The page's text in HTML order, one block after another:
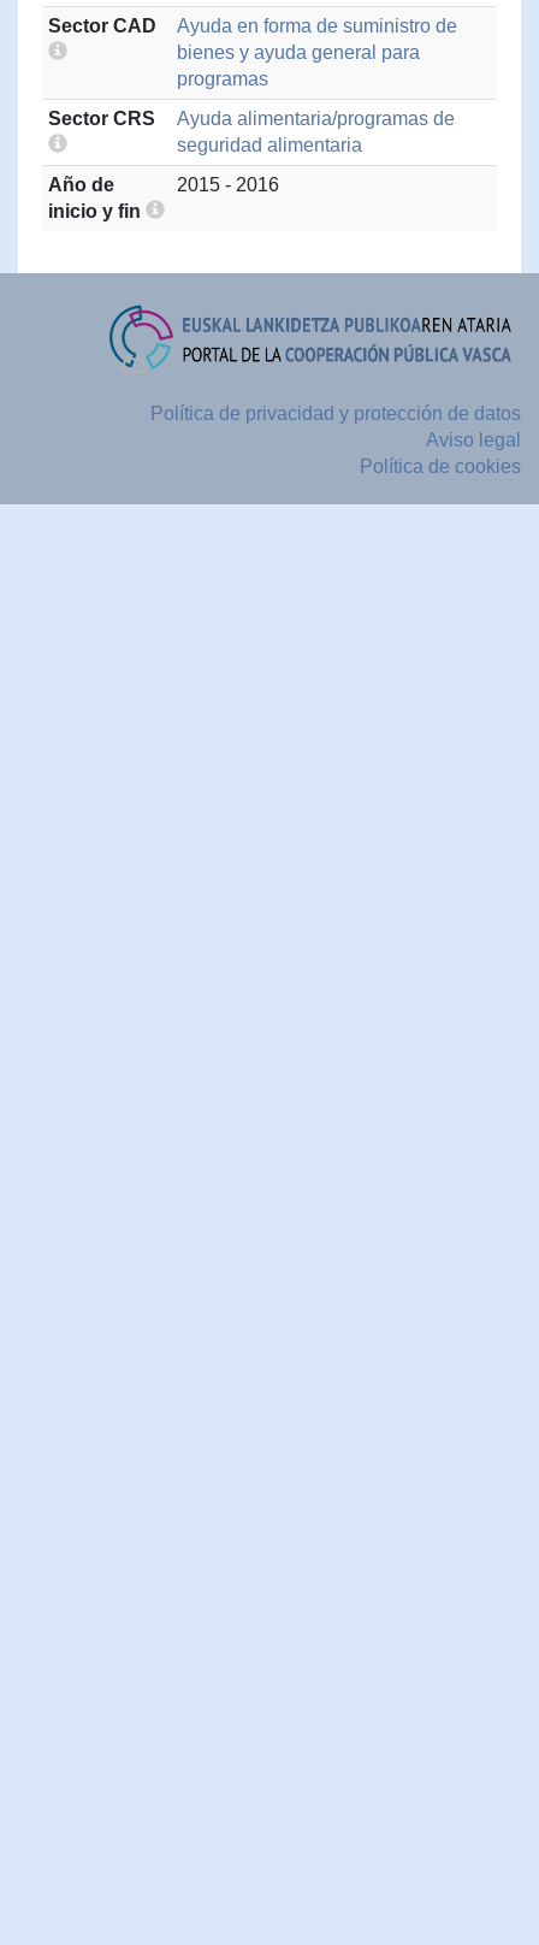
Sector CAD
Ayuda en forma de suministro de
bienes y ayuda general para
programas
Sector CRS
Ayuda alimentaria/programas de
seguridad alimentaria
Año de
inicio y fin
2015 - 2016
Política de privacidad y protección de datos
Aviso legal
Política de cookies